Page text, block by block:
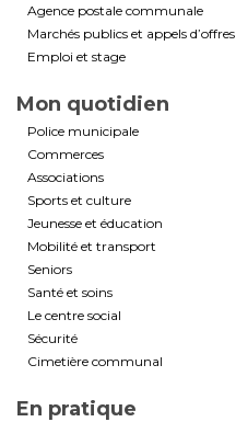
Agence postale communale
Marchés publics et appels d’offres
Emploi et stage
Mon quotidien
Police municipale
Commerces
Associations
Sports et culture
Jeunesse et éducation
Mobilité et transport
Seniors
Santé et soins
Le centre social
Sécurité
Cimetière communal
En pratique